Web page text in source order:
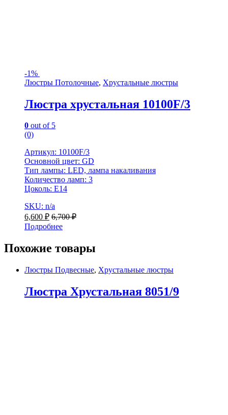
-1%
Люстры Потолочные, Хрустальные люстры
Люстра хрустальная 10100F/3
0 out of 5
(0)
Артикул: 10100F/3
Основной цвет: GD
Тип лампы: LED, лампа накаливания
Количество ламп: 3
Цоколь: Е14
SKU: n/a
6,600 ₽ 6,700₽
Подробнее
Похожие товары
Люстры Подвесные, Хрустальные люстры
Люстра Хрустальная 8051/9